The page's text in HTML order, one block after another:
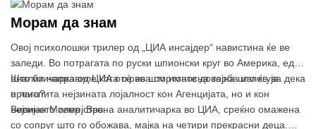
на поинакво бојно поле, а Џулиет сфаќа дека повтороно
живее живот исполнет со закани и ризици.
длабочина и текстура што многу ретко се наоѓа во овој жанр.
Ова е бравурозен современ роман кој е полн како со
остроумност, така и со емпатија – врвно авторско остварување
на една од најдобрите пистелики на денешнината.
Морам да знам
Овој психолошки трилер од „ЦИА инсајдер“ навистина ќе ве
заледи. Во потрагата по руски шпионски круг во Америка, една
аналитичарка од ЦИА открива смртоносна тајна што ќе ја
преиспита нејзината лојалност кон Агенцијата, но и кон
нејзиното семејство.
Што би направиле кога сè во што имате доверба излегува дека
е лага?
Вивијан Милер. Врвна аналитичарка во ЦИА, среќно омажена
со сопруг што го обожава, мајка на четири прекрасни деца.